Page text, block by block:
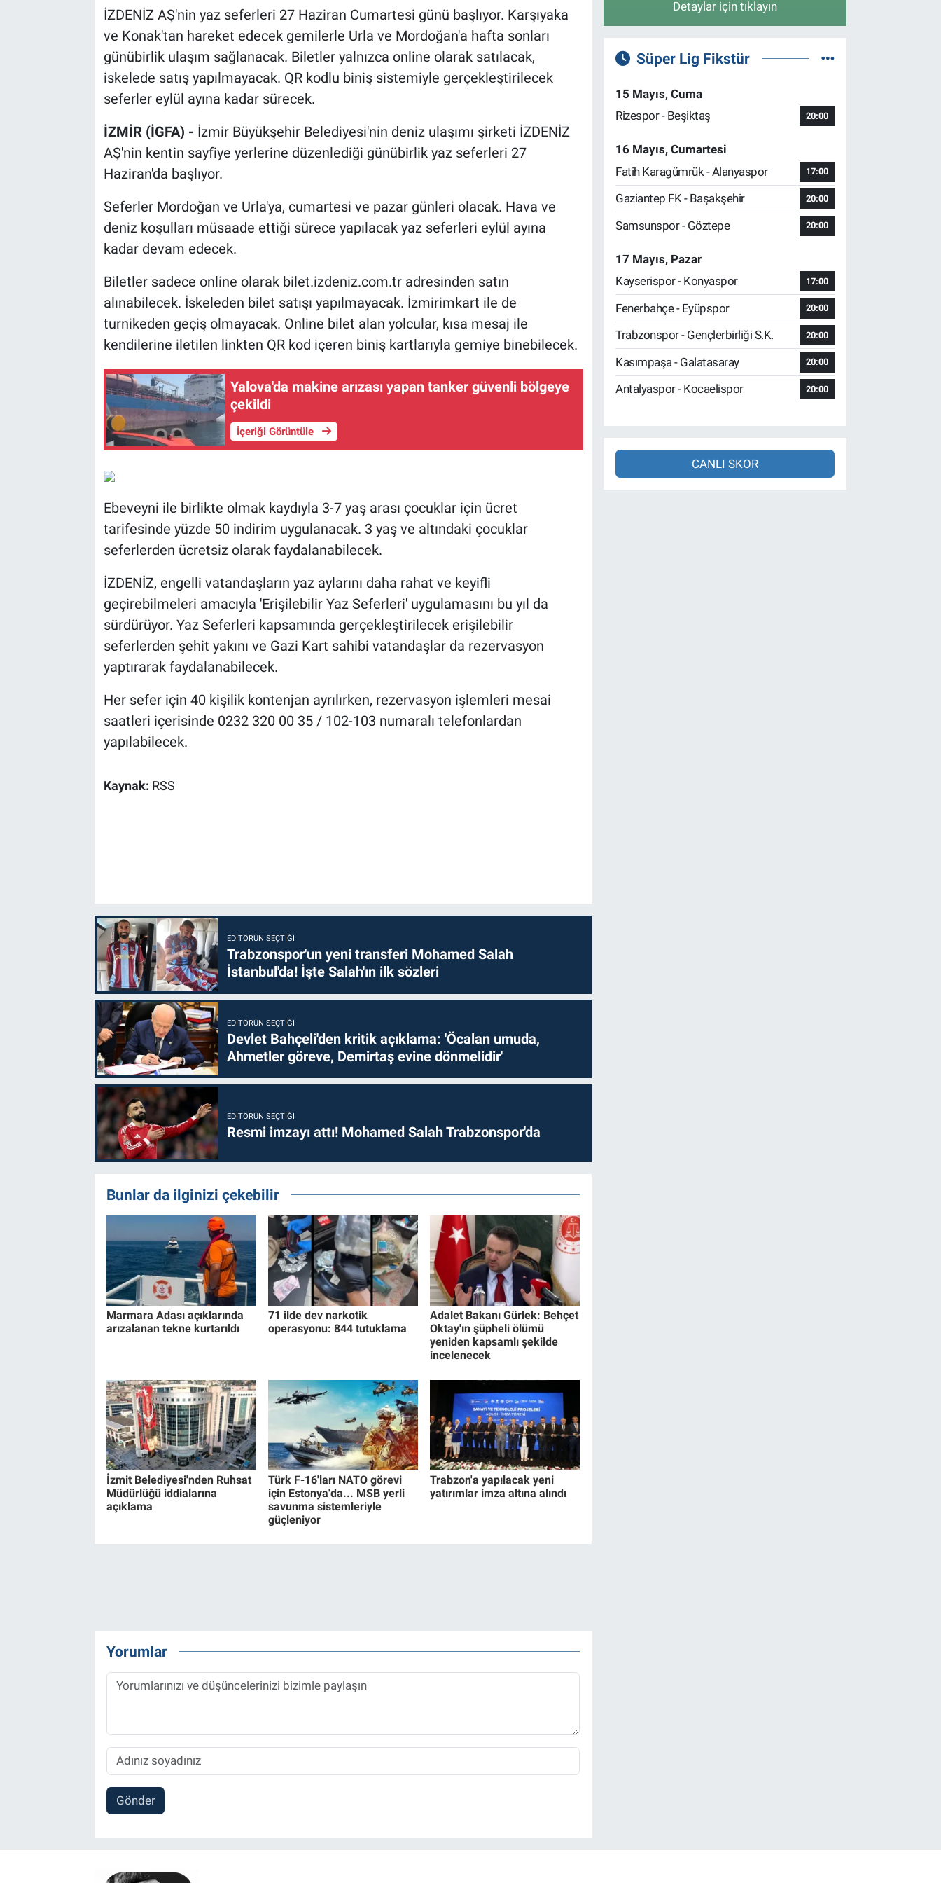
İZDENİZ AŞ'nin yaz seferleri 27 Haziran Cumartesi günü başlıyor. Karşıyaka
ve Konak'tan hareket edecek gemilerle Urla ve Mordoğan'a hafta sonları
günübirlik ulaşım sağlanacak. Biletler yalnızca online olarak satılacak,
iskelede satış yapılmayacak. QR kodlu biniş sistemiyle gerçekleştirilecek
seferler eylül ayına kadar sürecek.
İZMİR (İGFA) - İzmir Büyükşehir Belediyesi'nin deniz ulaşımı şirketi İZDENİZ
AŞ'nin kentin sayfiye yerlerine düzenlediği günübirlik yaz seferleri 27
Haziran'da başlıyor.
Seferler Mordoğan ve Urla'ya, cumartesi ve pazar günleri olacak. Hava ve
deniz koşulları müsaade ettiği sürece yapılacak yaz seferleri eylül ayına
kadar devam edecek.
Biletler sadece online olarak bilet.izdeniz.com.tr adresinden satın
alınabilecek. İskeleden bilet satışı yapılmayacak. İzmirimkart ile de
turnikeden geçiş olmayacak. Online bilet alan yolcular, kısa mesaj ile
kendilerine iletilen linkten QR kod içeren biniş kartlarıyla gemiye binebilecek.
Yalova'da makine arızası yapan tanker güvenli bölgeye
çekildi
İçeriği Görüntüle
Ebeveyni ile birlikte olmak kaydıyla 3-7 yaş arası çocuklar için ücret
tarifesinde yüzde 50 indirim uygulanacak. 3 yaş ve altındaki çocuklar
seferlerden ücretsiz olarak faydalanabilecek.
İZDENİZ, engelli vatandaşların yaz aylarını daha rahat ve keyifli
geçirebilmeleri amacıyla 'Erişilebilir Yaz Seferleri' uygulamasını bu yıl da
sürdürüyor. Yaz Seferleri kapsamında gerçekleştirilecek erişilebilir
seferlerden şehit yakını ve Gazi Kart sahibi vatandaşlar da rezervasyon
yaptırarak faydalanabilecek.
Her sefer için 40 kişilik kontenjan ayrılırken, rezervasyon işlemleri mesai
saatleri içerisinde 0232 320 00 35 / 102-103 numaralı telefonlardan
yapılabilecek.
Kaynak: RSS
EDITÖRÜN SEÇTIĞI
Trabzonspor'un yeni transferi Mohamed Salah
İstanbul'da! İşte Salah'ın ilk sözleri
EDITÖRÜN SEÇTIĞI
Devlet Bahçeli'den kritik açıklama: 'Öcalan umuda,
Ahmetler göreve, Demirtaş evine dönmelidir'
EDITÖRÜN SEÇTIĞI
Resmi imzayı attı! Mohamed Salah Trabzonspor'da
Bunlar da ilginizi çekebilir
Marmara Adası açıklarında
arızalanan tekne kurtarıldı
71 ilde dev narkotik
operasyonu: 844 tutuklama
Adalet Bakanı Gürlek: Behçet
Oktay'ın şüpheli ölümü
yeniden kapsamlı şekilde
incelenecek
İzmit Belediyesi'nden Ruhsat
Müdürlüğü iddialarına
açıklama
Türk F-16'ları NATO görevi
için Estonya'da... MSB yerli
savunma sistemleriyle
güçleniyor
Trabzon'a yapılacak yeni
yatırımlar imza altına alındı
Yorumlar
Gönder
Detaylar için tıklayın
Süper Lig Fikstür
15 Mayıs, Cuma
Rizespor - Beşiktaş
20:00
16 Mayıs, Cumartesi
Fatih Karagümrük - Alanyaspor
17:00
Gaziantep FK - Başakşehir 20:00
Samsunspor - Göztepe 20:00
17 Mayıs, Pazar
Kayserispor - Konyaspor
17:00
Fenerbahçe - Eyüpspor 20:00
Trabzonspor - Gençlerbirliği S.K. 20:00
Kasımpaşa - Galatasaray 20:00
Antalyaspor - Kocaelispor 20:00
CANLI SKOR